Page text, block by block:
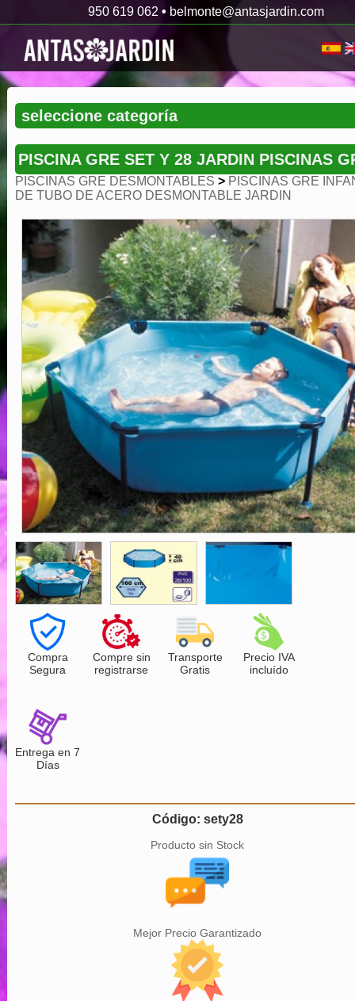
950 619 062 • belmonte@antasjardin.com
PISCINA GRE SET Y 28 JARDIN PISCINAS
PISCINAS GRE DESMONTABLES > PISCINAS GRE
DE TUBO DE ACERO DESMONTABLE JARDIN
Compra
Segura
Compre sin
registrarse
Transporte
Gratis
Precio IVA
incluído
Entrega en 7
Días
Código: sety28
Producto sin Stock
Mejor Precio Garantizado